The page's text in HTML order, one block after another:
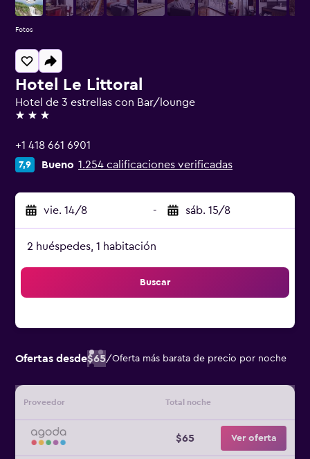
Hotel Le Littoral
Hotel de 3 estrellas con Bar/lounge
3 estrellas
+1 418 661 6901
7,9 Bueno 1.254 calificaciones verificadas
vie. 14/8 - sáb. 15/8
2 huéspedes, 1 habitación
Buscar
Ofertas desde$65/Oferta más barata de precio por noche
Proveedor Total noche
$65 Ver oferta
Fotos